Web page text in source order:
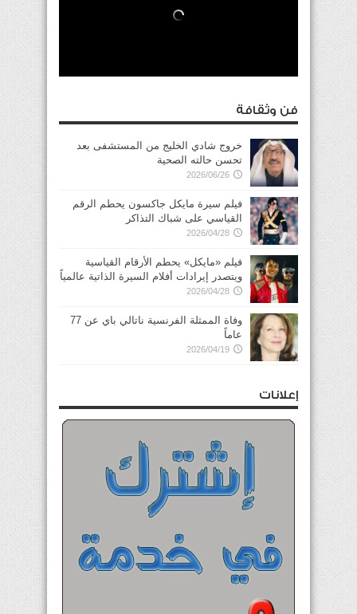
فن وثقافة
خروج شادي الخليج من المستشفى بعد
تحسن حالته الصحية
2026/06/26
فيلم سيرة مايكل جاكسون يحطم الرقم
القياسي على شباك التذاكر
2026/04/28
فيلم «مايكل» يحطم الأرقام القياسية
ويتصدر إيرادات أفلام السيرة الذاتية عالمياً
2026/04/28
وفاة الممثلة الفرنسية ناتالي باي عن 77
عاماً
2026/04/19
إعلانات